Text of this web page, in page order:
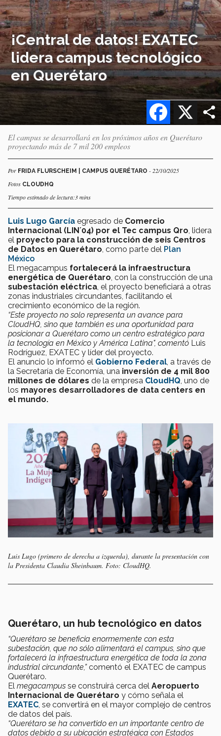
¡Central de datos! EXATEC
lidera campus tecnológico
en Querétaro
X
Facebook
El campus se desarrollará en los próximos años en Querétaro
proyectando más de 7 mil 200 empleos
Por FRIDA FLURSCHEIM | CAMPUS QUERÉTARO - 22/10/2025
Fotos CLOUDHQ
Tiempo estimado de lectura:3 mins
Luis Lugo García egresado de Comercio
Internacional (LIN´04) por el Tec campus Qro , lidera
el proyecto para la construcción de seis Centros
de Datos en Querétaro , como parte del Plan
México
El megacampus fortalecerá la infraestructura
energética de Querétaro , con la construcción de una
subestación eléctrica , el proyecto beneficiará a otras
zonas industriales circundantes, facilitando el
crecimiento económico de la región.
“Este proyecto no solo representa un avance para
CloudHQ, sino que también es una oportunidad para
posicionar a Querétaro como un centro estratégico para
la tecnología en México y América Latina", comentó Luis
Rodríguez, EXATEC y líder del proyecto.
El anuncio lo informó el Gobierno Federal , a través de
la Secretaría de Economía, una inversión de 4 mil 800
millones de dólares de la empresa CloudHQ , uno de
los mayores desarrolladores de data centers en
el mundo.
Luis Lugo (primero de derecha a izquerda), durante la presentación con
la Presidenta Claudia Sheinbaum. Foto: CloudHQ.
Querétaro, un hub tecnológico en datos
“Querétaro se beneficia enormemente con esta
subestación, que no sólo alimentará el campus, sino que
fortalecerá la infraestructura energética de toda la zona
industrial circundante,”comentó el EXATEC de campus
Querétaro.
El megacampus se construirá cerca del Aeropuerto
Internacional de Querétaro y cómo señala el
EXATEC, se convertirá en el mayor complejo de centros
de datos del país.
“Querétaro se ha convertido en un importante centro de
datos debido a su ubicación estratégica con Estados